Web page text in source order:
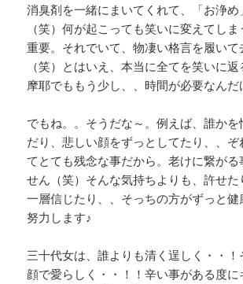
消臭剤を一緒にまいてくれて、「お浄
（笑）何が起こっても笑いに変えてし
重要。それでいて、物凄い格言を履いて
（笑）とはいえ、本当に全てを笑いに
摩耶でももう少し、、時間が必要なんだ
でもね。。そうだな～。例えば、誰か
だり、悲しい顔をずっとしてたり、、ぞ
てとても残念な事だから。老けに繋がる
せん（笑）そんな気持ちよりも、許せた
一層信じたり、、そっちの方がずっと健
努力します♪
三十代女は、誰よりも清く逞しく・・
顔で愛らしく・・！！辛い事がある度に